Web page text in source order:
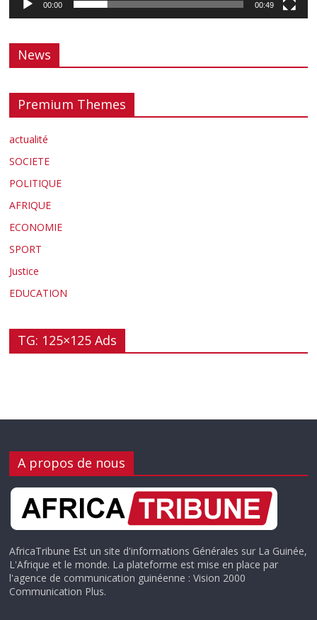
00:00 00:49
News
Premium Themes
actualité
SOCIETE
POLITIQUE
AFRIQUE
ECONOMIE
SPORT
Justice
EDUCATION
TG: 125×125 Ads
A propos de nous
AfricaTribune Est un site d'informations Générales sur La Guinée,
L'Afrique et le monde. La plateforme est mise en place par
l'agence de communication guinéenne : Vision 2000
Communication Plus.